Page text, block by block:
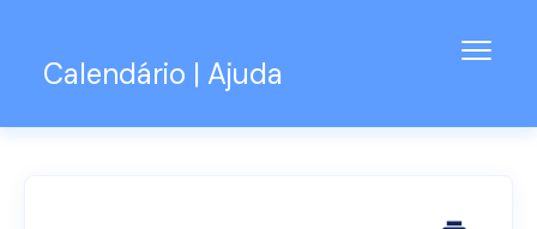
Calendário | Ajuda